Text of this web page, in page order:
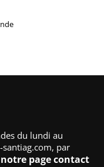
du lundi au
par
notre page contact